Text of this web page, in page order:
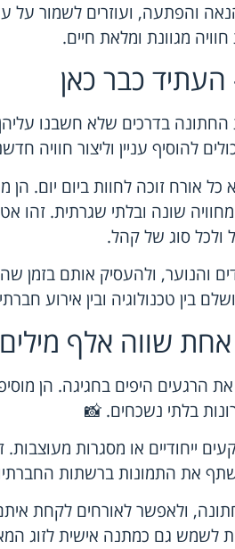
והפתעה, ועוזרים לשמור על
מגוונת ומלאת חיים.
העתיד כבר כאן
בדרכים שלא חשבנו
להוסיף עניין וליצור חוויה
כל אורח זוכה לחוות ביום יום. הן
שונה ובלתי שגרתית. זהו
ולכל סוג של קהל.
והנוער, ולהעסיק אותם בזמן
בין טכנולוגיה ובין אירוע
אחת שווה אלף מילים
הרגעים היפים בחגיגה. הן
בלתי נשכחים. 📸
ייחודיים או מסגרות מעוצבות.
את התמונות ברשתות
ולאפשר לאורחים לקחת
לשמש גם כמתנה אישית לזוג